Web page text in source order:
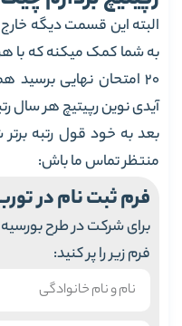
البته این قسمت دیگه
به شما کمک میکنه که با
20 امتحان نهایی
آیدی نوین رپیتیچ هر سال
بعد به خود قول رتبه
منتظر تماس ما باش:
فرم ثبت نام در
برای شرکت در طرح
فرم زیر را پر کنید: